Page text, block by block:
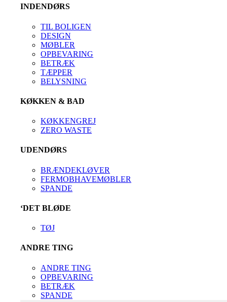
INDENDØRS
TIL BOLIGEN
DESIGN
MØBLER
OPBEVARING
BETRÆK
TÆPPER
BELYSNING
KØKKEN & BAD
KØKKENGREJ
ZERO WASTE
UDENDØRS
BRÆNDEKLØVER
FERMOBHAVEMØBLER
SPANDE
‘DET BLØDE
TØJ
ANDRE TING
ANDRE TING
OPBEVARING
BETRÆK
SPANDE